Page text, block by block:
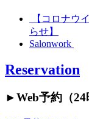
【コロナウ
らせ】
Salonwork
Reservation
►︎Web予約（24